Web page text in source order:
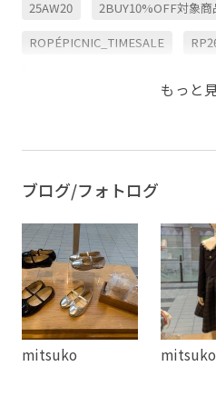
25AW20 2BUY10%OFF対象商
ROPÉPICNIC_TIMESALE
ポリエステル ポリエステル
伸縮性 安定感 艶感
もっと
ブログ/フォトログ
mitsuko mitsuko